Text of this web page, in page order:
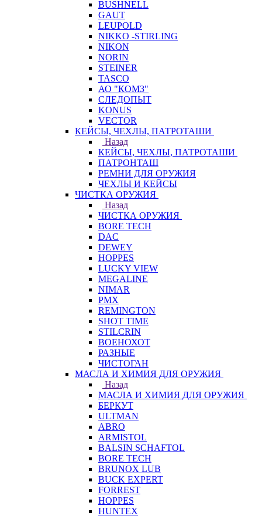
BUSHNELL
GAUT
LEUPOLD
NIKKO -STIRLING
NIKON
NORIN
STEINER
TASCO
АО "КОМЗ"
СЛЕДОПЫТ
KONUS
VECTOR
КЕЙСЫ, ЧЕХЛЫ, ПАТРОТАШИ
Назад
КЕЙСЫ, ЧЕХЛЫ, ПАТРОТАШИ
ПАТРОНТАШ
РЕМНИ ДЛЯ ОРУЖИЯ
ЧЕХЛЫ И КЕЙСЫ
ЧИСТКА ОРУЖИЯ
Назад
ЧИСТКА ОРУЖИЯ
BORE TECH
DAC
DEWEY
HOPPES
LUCKY VIEW
MEGALINE
NIMAR
PMX
REMINGTON
SHOT TIME
STILCRIN
ВОЕНОХОТ
РАЗНЫЕ
ЧИСТОГАН
МАСЛА И ХИМИЯ ДЛЯ ОРУЖИЯ
Назад
МАСЛА И ХИМИЯ ДЛЯ ОРУЖИЯ
БЕРКУТ
ULTMAN
ABRO
ARMISTOL
BALSIN SCHAFTOL
BORE TECH
BRUNOX LUB
BUCK EXPERT
FORREST
HOPPES
HUNTEX